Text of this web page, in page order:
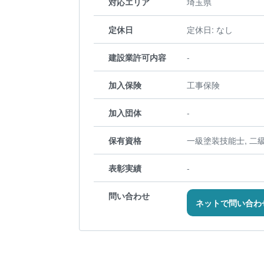
定休日 定休日: なし
建設業許可内容 -
加入保険 工事保険
加入団体 -
保有資格 一級塗装技能士, 二
表彰実績 -
問い合わせ
ネットで問い合わ